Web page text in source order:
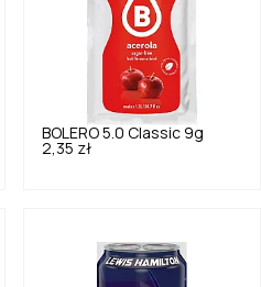
BOLERO 5.0 Classic 9g
2,35 zł